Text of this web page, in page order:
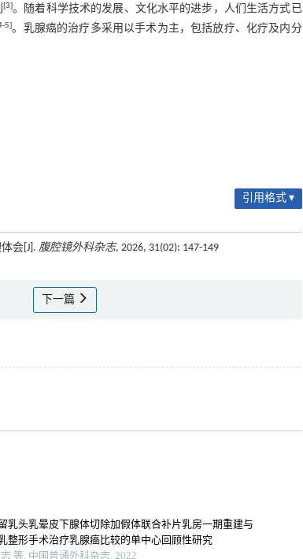
[3]。随着科学技术的发展、文化水平的进步，人们生活方式已
5]。乳腺癌的治疗多采用以手术为主，包括放疗、化疗及内分
引用格式 ▾
会[J]. 腹腔镜外科杂志, 2026, 31(02): 147-149
下一篇